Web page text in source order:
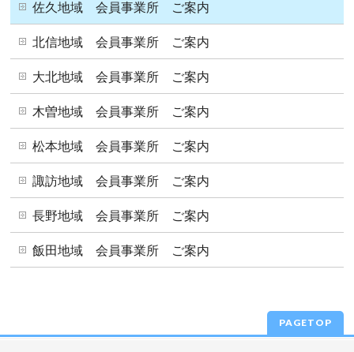
佐久地域 会員事業所 ご案内
北信地域 会員事業所 ご案内
大北地域 会員事業所 ご案内
木曽地域 会員事業所 ご案内
松本地域 会員事業所 ご案内
諏訪地域 会員事業所 ご案内
長野地域 会員事業所 ご案内
飯田地域 会員事業所 ご案内
PAGETOP